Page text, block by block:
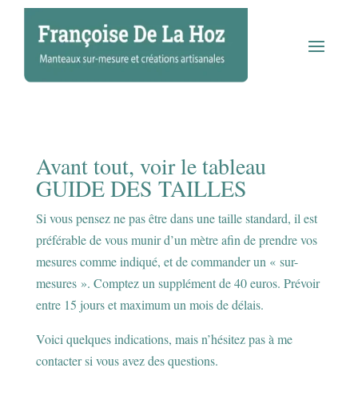
Avant tout, voir letableau
GUIDE DES TAILLES
Si vous pensez ne pas être dans une taille standard, il est
préférable de vous munir d’un mètre afin de prendre vos
mesures comme indiqué, et de commander un « sur-
mesures ». Comptez un supplément de 40 euros. Prévoir
entre 15 jours et maximum un mois de délais.
Voici quelques indications, mais n’hésitez pas à me
contacter si vous avez des questions.